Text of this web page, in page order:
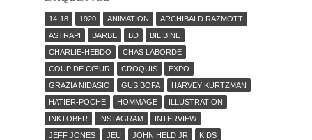
14-18 1920 ANIMATION
ARCHIBALD RAZMOTT
ASTRAPI
BARBE BD
BILIBINE
CHARLIE-HEBDO
CHAS LABORDE
COUP DE CŒUR
CROQUIS
EXPO
GRAZIA NIDASIO
GUS BOFA
HARVEY KURTZMAN
HATIER-POCHE
HOMMAGE
ILLUSTRATION
INKTOBER
INSTAGRAM
INTERVIEW
JEFF JONES
JEU JOHN HELD JR
KIDS